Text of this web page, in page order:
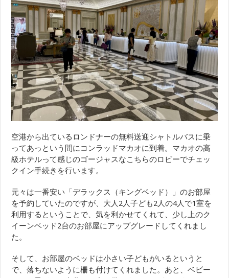
空港から出ているロンドナーの無料送迎シャトルバスに乗
ってあっという間にコンラッドマカオに到着。マカオの高
級ホテルって感じのゴージャスなこちらのロビーでチェッ
クイン手続きを行います。
元々は一番安い「デラックス（キングベッド）」のお部屋
を予約していたのですが、大人2人子ども2人の4人で1室を
利用するということで、気を利かせてくれて、少し上のク
イーンベッド2台のお部屋にアップグレードしてくれまし
た。
そして、お部屋のベッドは小さい子どもがいるというと
で、落ちないように柵も付けてくれました。あと、ベビー